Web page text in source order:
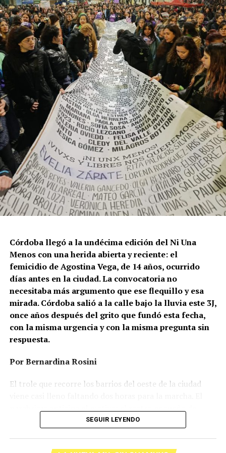
bonaerense, para conocer y escuchar a isleños,
productores, docentes, ambientalistas y vecinos que
resisten otra avanzada sobre un territorio en disputa.
Por Francisco Pandolfi
Gonzalo Giles, pensador y
Descargar la Mu en PDF
Ganar la vida: La historia de (no)
Su hijo Ciro tenía 120 veces más agrotóxicos que lo
Córdoba llegó a la undécima edición del Ni Una
Menos con una herida abierta y reciente: el
femicidio de Agostina Vega, de 14 años, ocurrido
días antes en la ciudad. La convocatoria no
necesitaba más argumento que ese flequillo y esa
mirada. Córdoba salió a la calle bajo la lluvia este 3J,
once años después del grito que fundó esta fecha,
con la misma urgencia y con la misma pregunta sin
respuesta.
Por Bernardina Rosini
El trole que recorre los barrios del oeste de la ciudad
Agostina Vega, 14 años. Era fácil intuir que será una
SEGUIR LEYENDO